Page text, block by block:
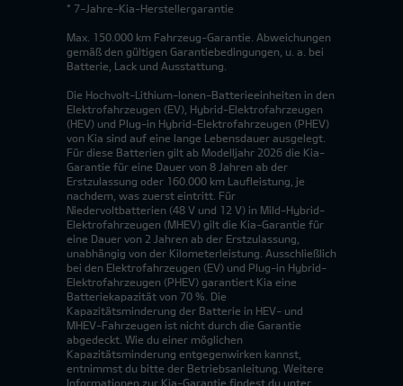
* 7-Jahre-Kia-Herstellergarantie
Max. 150.000 km Fahrzeug-Garantie. Abweichungen
gemäß den gültigen Garantiebedingungen, u. a. bei
Batterie, Lack und Ausstattung.
Die Hochvolt-Lithium-Ionen-Batterieeinheiten in den
Elektrofahrzeugen (EV), Hybrid-Elektrofahrzeugen
(HEV) und Plug-in Hybrid-Elektrofahrzeugen (PHEV)
von Kia sind auf eine lange Lebensdauer ausgelegt.
Für diese Batterien gilt ab Modelljahr 2026 die Kia-
Garantie für eine Dauer von 8 Jahren ab der
Erstzulassung oder 160.000 km Laufleistung, je
nachdem, was zuerst eintritt. Für
Niedervoltbatterien (48 V und 12 V) in Mild-Hybrid-
Elektrofahrzeugen (MHEV) gilt die Kia-Garantie für
eine Dauer von 2 Jahren ab der Erstzulassung,
unabhängig von der Kilometerleistung. Ausschließlich
bei den Elektrofahrzeugen (EV) und Plug-in Hybrid-
Elektrofahrzeugen (PHEV) garantiert Kia eine
Batteriekapazität von 70 %. Die
Kapazitätsminderung der Batterie in HEV- und
MHEV-Fahrzeugen ist nicht durch die Garantie
abgedeckt. Wie du einer möglichen
Kapazitätsminderung entgegenwirken kannst,
entnimmst du bitte der Betriebsanleitung. Weitere
Informationen zur Kia-Garantie findest du unter